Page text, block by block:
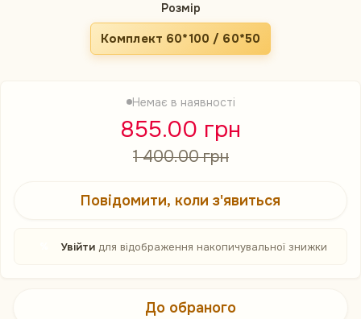
Розмір
Комплект 60*100 / 60*50
Немає в наявності
855.00 грн
1 400.00 грн
Повідомити, коли з'явиться
Увійтидля відображення накопичувальної знижки
До обраного